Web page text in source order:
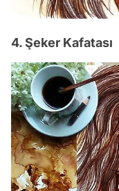
4. Şeker Kafatası